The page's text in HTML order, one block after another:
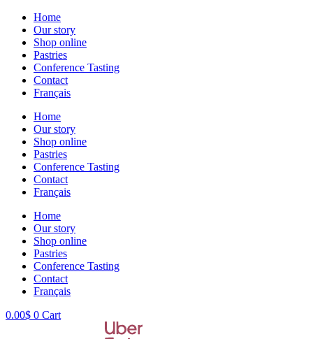
Skip
content
Home
Our story
Shop online
Pastries
Conference Tasting
Contact
Français
Home
Our story
Shop online
Pastries
Conference Tasting
Contact
Français
Home
Our story
Shop online
Pastries
Conference Tasting
Contact
Français
0.00$ 0 Cart